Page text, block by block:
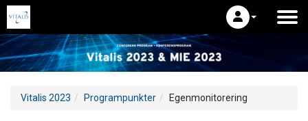
Vitalis 2023 Programpunkter Egenmonitorering